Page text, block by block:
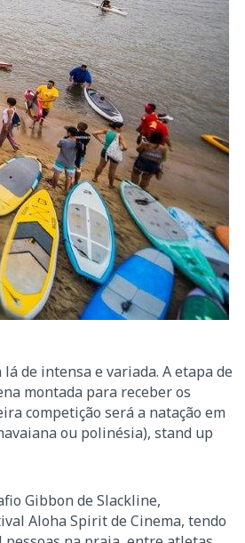
de intensa e variada. A etapa de
montada para receber os
competição será a natação em
ou polinésia), stand up
Gibbon de Slackline,
Aloha Spirit de Cinema, tendo